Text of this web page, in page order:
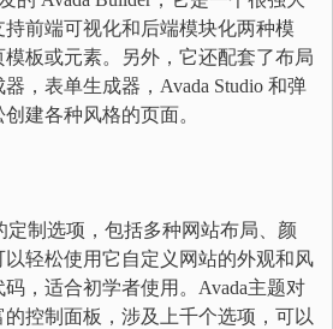
前端可视化和后端模块化两种模
板或元素。另外，它还配套了布局
，表单生成器，Avada Studio 和弹
建各种风格的页面。
定制选项，包括多种网站布局、颜
轻松使用它自定义网站的外观和风
，适合初学者使用。Avada主题对
控制面板，涉及上千个选项，可以